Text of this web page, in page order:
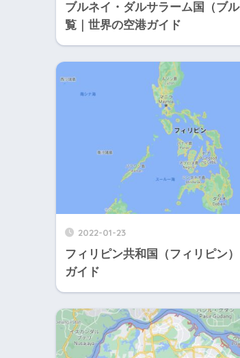
ブルネイ・ダルサラーム国（ブ
覧｜世界の空港ガイド
2022-01-23
フィリピン共和国（フィリピン
ガイド